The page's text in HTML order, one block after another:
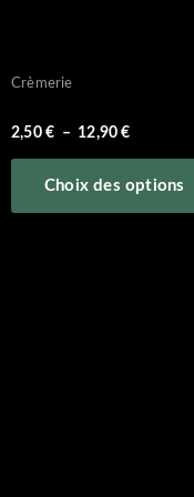
Crèmerie
2,50 € – 12,90€
Choix des options